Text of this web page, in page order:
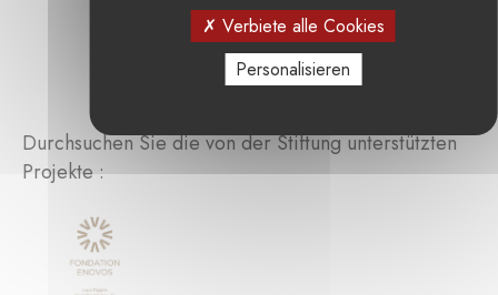
Durchsuchen Sie die von der Stiftung unterstützten
Projekte :
Verbiete alle Cookies
Personalisieren